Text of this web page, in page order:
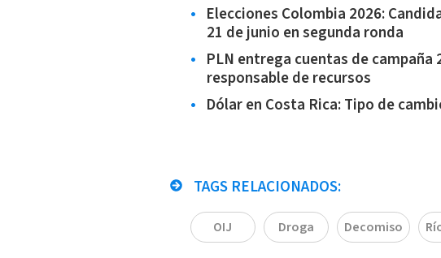
Elecciones Colombia 2026:
21 de junio en segunda ronda
PLN entrega cuentas de campaña
responsable de recursos
Dólar en Costa Rica: Tipo de
TAGS RELACIONADOS:
OIJ Droga Decomiso